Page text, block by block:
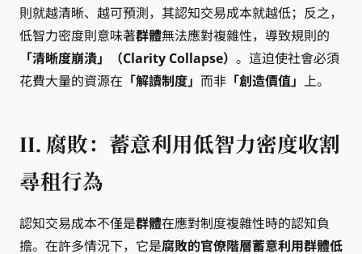
則就越清晰、越可預測，其認知交易成本就越低；反之，
低智力密度則意味著群體無法應對複雜性，導致規則的
「清晰度崩潰」（Clarity Collapse） 。這迫使社會必須
花費大量的資源在 「解讀制度」 而非 「創造價值」 上。
II. 腐敗：蓄意利用低智力密度收割
尋租行為
認知交易成本不僅是群體在應對制度複雜性時的認知負
擔。在許多情況下，它是腐敗的官僚階層蓄意利用群體低